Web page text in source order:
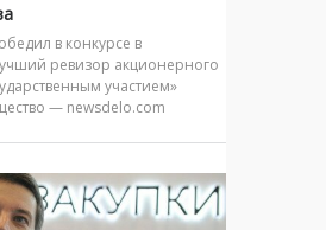
в конкурсе в
ревизор акционерного
участием»
— newsdelo.com